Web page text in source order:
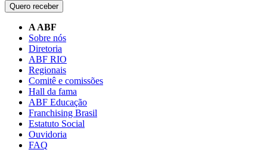
Quero receber
A ABF
Sobre nós
Diretoria
ABF RIO
Regionais
Comitê e comissões
Hall da fama
ABF Educação
Franchising Brasil
Estatuto Social
Ouvidoria
FAQ